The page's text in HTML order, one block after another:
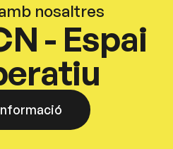
nosaltres
- Espai